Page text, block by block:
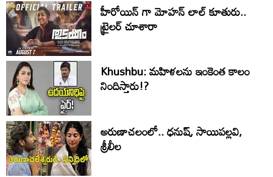
హీరోయిన్ గా మోహన్ లాల్ కూతురు..
ట్రైలర్ చూశారా
Khushbu: మహిళలను ఇంకెంత కాలం
నిందిస్తారు!?
అరుణాచలంలో.. ధనుష్, సాయిపల్లవి,
శ్రీలీల